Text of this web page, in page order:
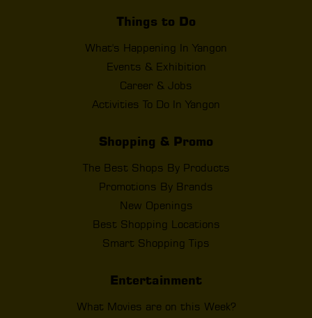
Things to Do
What's Happening In Yangon
Events & Exhibition
Career & Jobs
Activities To Do In Yangon
Shopping & Promo
The Best Shops By Products
Promotions By Brands
New Openings
Best Shopping Locations
Smart Shopping Tips
Entertainment
What Movies are on this Week?